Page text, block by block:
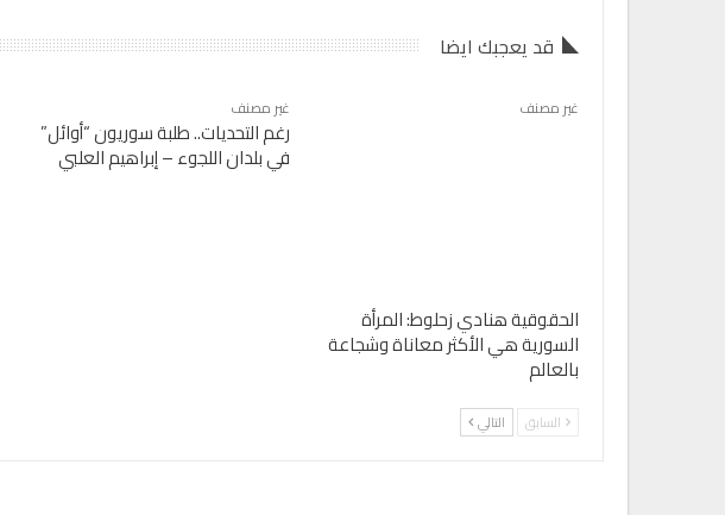
قد يعجبك ايضا
غير مصنف
الحقوقية هنادي زحلوط: المرأة
السورية هي الأكثر معاناة وشجاعة
بالعالم
غير مصنف
رغم التحديات.. طلبة سوريون “أوائل”
في بلدان اللجوء – إبراهيم العلبي
السابق التالي